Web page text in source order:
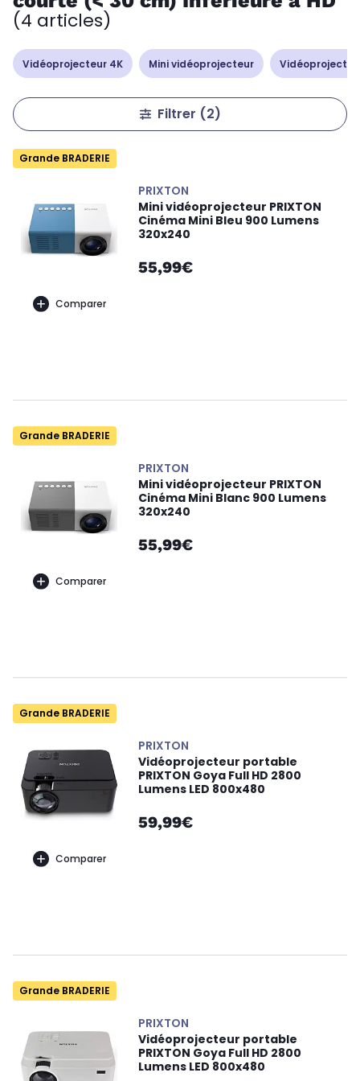
(4 articles)
Vidéoprojecteur 4K Mini vidéoprojecteur
Filtrer (2)
Grande BRADERIE
Comparer
PRIXTON
Mini vidéoprojecteur PRIXTON
Cinéma Mini Bleu 900 Lumens
320x240
55,99€
Grande BRADERIE
Comparer
PRIXTON
Mini vidéoprojecteur PRIXTON
Cinéma Mini Blanc 900 Lumens
320x240
55,99€
Grande BRADERIE
Comparer
PRIXTON
Vidéoprojecteur portable
PRIXTON Goya Full HD 2800
Lumens LED 800x480
59,99€
Grande BRADERIE
PRIXTON
Vidéoprojecteur portable
PRIXTON Goya Full HD 2800
Lumens LED 800x480